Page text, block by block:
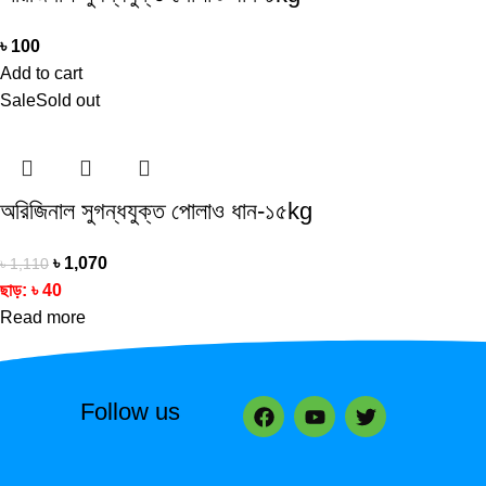
৳ 100
Add to cart
SaleSold out
অরিজিনাল সুগন্ধযুক্ত পোলাও ধান-১৫kg
৳1,110 ৳ 1,070
ছাড়: ৳40
Read more
Follow us